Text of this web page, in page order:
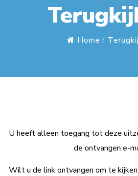
Home
U heeft alleen toegang tot deze
de ontvangen e-
Wilt u de link ontvangen om te